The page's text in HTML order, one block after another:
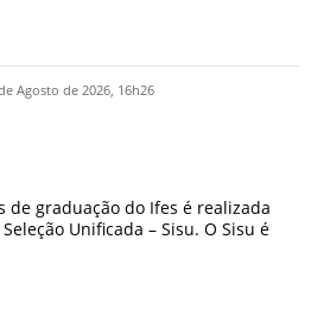
Agosto de 2026, 16h26
de graduação do Ifes é realizada
Unificada – Sisu. O Sisu é